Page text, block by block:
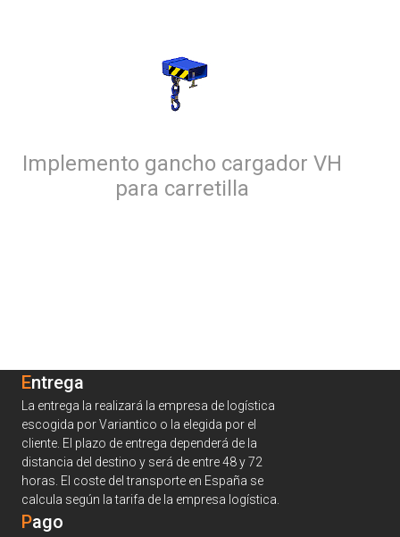
Implemento gancho cargador VH
para carretilla
Entrega
La entrega la realizará la empresa de logística
escogida por Variantico o la elegida por el
cliente. El plazo de entrega dependerá de la
distancia del destino y será de entre 48 y 72
horas. El coste del transporte en España se
calcula según la tarifa de la empresa logística.
Pago